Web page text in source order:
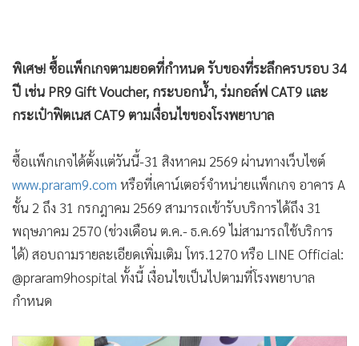
พิเศษ! ซื้อแพ็กเกจตามยอดที่กำหนด รับของที่ระลึกครบรอบ 34
ปี เช่น PR9 Gift Voucher, กระบอกน้ำ, ร่มกอล์ฟ CAT9 และ
กระเป๋าฟิตเนส CAT9 ตามเงื่อนไขของโรงพยาบาล
ซื้อแพ็กเกจได้ตั้งแต่วันนี้-31 สิงหาคม 2569 ผ่านทางเว็บไซต์
www.praram9.com หรือที่เคาน์เตอร์จำหน่ายแพ็กเกจ อาคาร A
ชั้น 2 ถึง 31 กรกฎาคม 2569 สามารถเข้ารับบริการได้ถึง 31
พฤษภาคม 2570 (ช่วงเดือน ต.ค.- ธ.ค.69 ไม่สามารถใช้บริการ
ได้) สอบถามรายละเอียดเพิ่มเติม โทร.1270 หรือ LINE Official:
@praram9hospital ทั้งนี้ เงื่อนไขเป็นไปตามที่โรงพยาบาล
กำหนด